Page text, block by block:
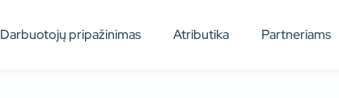
Darbuotojų pripažinimas Atributika Partneriams